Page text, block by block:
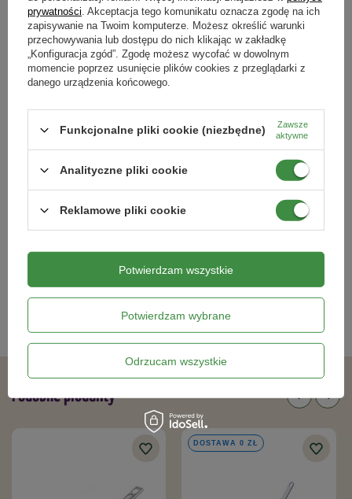
DOSTAWA 0 ZŁ
252,99 zł 120,99 zł
Kategorie powiązane
Do pielęgnacji trawnika
Podobne produkty
DOSTAWA 0 ZŁ
prywatności . Akceptacja tego komunikatu oznacza zgodę na ich
zapisywanie na Twoim komputerze. Możesz określić warunki
przechowywania lub dostępu do nich klikając w zakładkę
„Konfiguracja zgód”. Zgodę możesz wycofać w dowolnym
momencie poprzez usunięcie plików cookies z przeglądarki z
danego urządzenia końcowego.
Funkcjonalne pliki cookie (niezbędne)
Zawsze
aktywne
Analityczne pliki cookie
Reklamowe pliki cookie
Potwierdzam wybrane
Odrzucam wszystkie
Potwierdzam wszystkie